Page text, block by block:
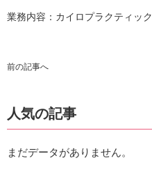
業務内容：カイロプラクティック
前の記事へ
人気の記事
まだデータがありません。